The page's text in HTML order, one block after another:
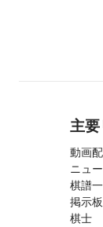
主要
動画
ニュ
棋譜
掲示板
棋士